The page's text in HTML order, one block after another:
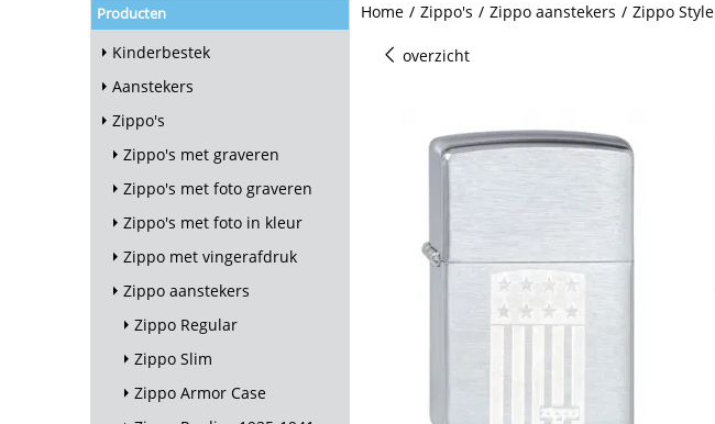
Producten
Kinderbestek
Aanstekers
Zippo's
Zippo's met graveren
Zippo's met foto graveren
Zippo's met foto in kleur
Zippo met vingerafdruk
Zippo aanstekers
Zippo Regular
Zippo Slim
Zippo Armor Case
Home / Zippo's / Zippo aanstekers / Zippo Style
overzicht